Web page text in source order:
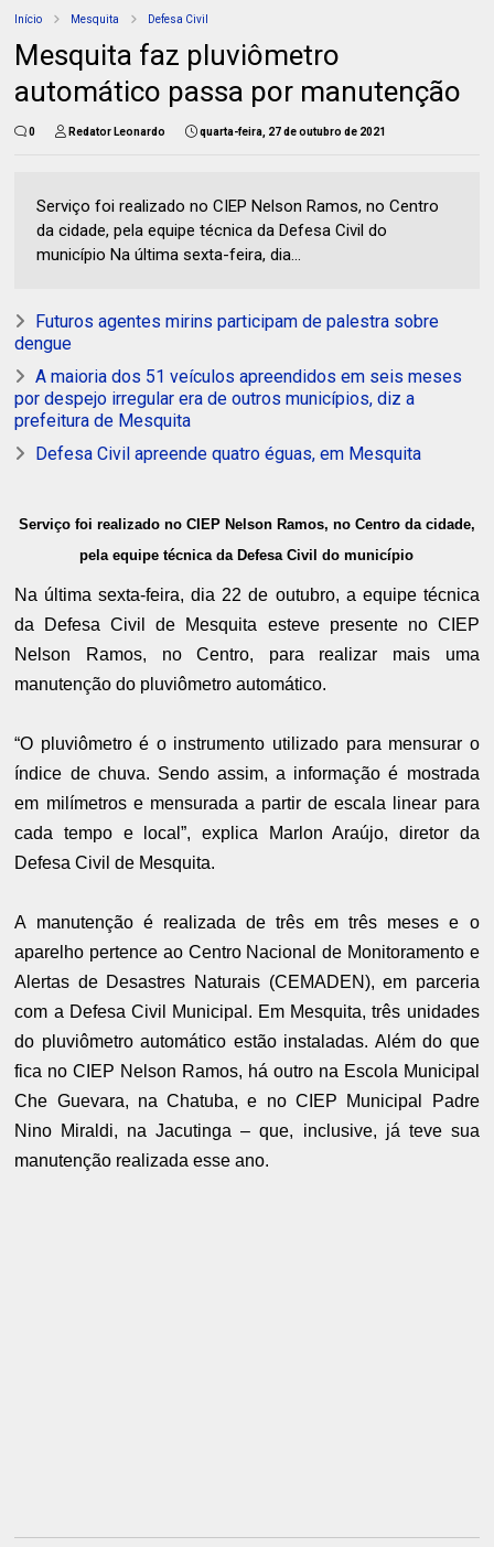
Início Mesquita Defesa Civil
Mesquita faz pluviômetro
automático passa por manutenção
0 Redator Leonardo quarta-feira, 27 de outubro de 2021
Serviço foi realizado no CIEP Nelson Ramos, no Centro
da cidade, pela equipe técnica da Defesa Civil do
município Na última sexta-feira, dia...
Futuros agentes mirins participam de palestra sobre
dengue
A maioria dos 51 veículos apreendidos em seis meses
por despejo irregular era de outros municípios, diz a
prefeitura de Mesquita
Defesa Civil apreende quatro éguas, em Mesquita
Serviço foi realizado no CIEP Nelson Ramos, no Centro da cidade,
pela equipe técnica da Defesa Civil do município
Na última sexta-feira, dia 22 de outubro, a equipe técnica
da Defesa Civil de Mesquita esteve presente no CIEP
Nelson Ramos, no Centro, para realizar mais uma
manutenção do pluviômetro automático.
“O pluviômetro é o instrumento utilizado para mensurar o
índice de chuva. Sendo assim, a informação é mostrada
em milímetros e mensurada a partir de escala linear para
cada tempo e local”, explica Marlon Araújo, diretor da
Defesa Civil de Mesquita.
A manutenção é realizada de três em três meses e o
aparelho pertence ao Centro Nacional de Monitoramento e
Alertas de Desastres Naturais (CEMADEN), em parceria
com a Defesa Civil Municipal. Em Mesquita, três unidades
do pluviômetro automático estão instaladas. Além do que
fica no CIEP Nelson Ramos, há outro na Escola Municipal
Che Guevara, na Chatuba, e no CIEP Municipal Padre
Nino Miraldi, na Jacutinga – que, inclusive, já teve sua
manutenção realizada esse ano.